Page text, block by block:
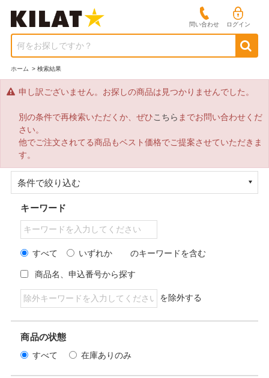
問い合わせ ログイン
何をお探しですか？
ホーム > 検索結果
申し訳ございません。お探しの商品は見つかりませんでした。
別の条件で再検索いただくか、ぜひこちら までお問い合わせくだ
さい。
他でご注文されてる商品もベスト価格でご提案させていただきま
す。
条件で絞り込む
キーワード
すべて いずれか のキーワードを含む
商品名、申込番号から探す
を除外する
商品の状態
すべて 在庫ありのみ